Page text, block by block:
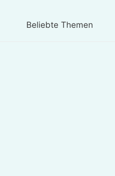
Beliebte Themen